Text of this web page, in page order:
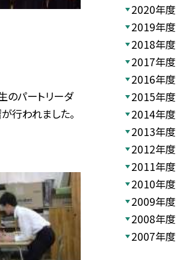
のパートリーダ
行われました。
2020年度
2019年度
2018年度
2017年度
2016年度
2015年度
2014年度
2013年度
2012年度
2011年度
2010年度
2009年度
2008年度
2007年度